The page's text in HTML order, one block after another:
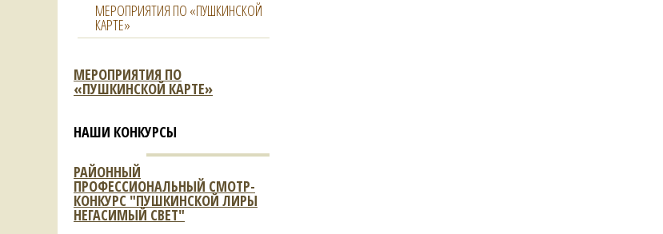
МЕРОПРИЯТИЯ ПО «ПУШКИНСКОЙ
КАРТЕ»
МЕРОПРИЯТИЯ ПО
«ПУШКИНСКОЙ КАРТЕ»
НАШИ КОНКУРСЫ
РАЙОННЫЙ
ПРОФЕССИОНАЛЬНЫЙ СМОТР-
КОНКУРС "ПУШКИНСКОЙ ЛИРЫ
НЕГАСИМЫЙ СВЕТ"